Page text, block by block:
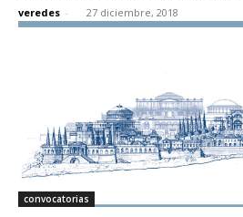
veredes - 27 diciembre, 2018
convocatorias